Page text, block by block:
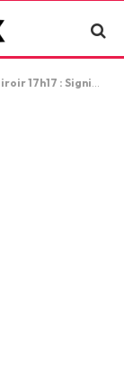
Signification et Interprétation Complète